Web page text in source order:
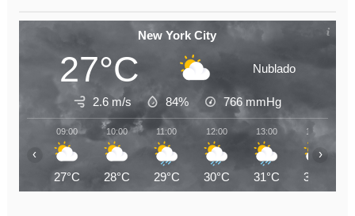
New York City
27°C Nublado
2.6 m/s 84% 766 mmHg
09:00
27°C
10:00
28°C
11:00
29°C
12:00
30°C
13:00
31°C
14:00
31°C
‹ ›